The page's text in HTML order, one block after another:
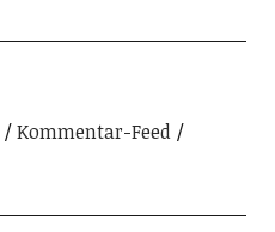
Kommentar-Feed